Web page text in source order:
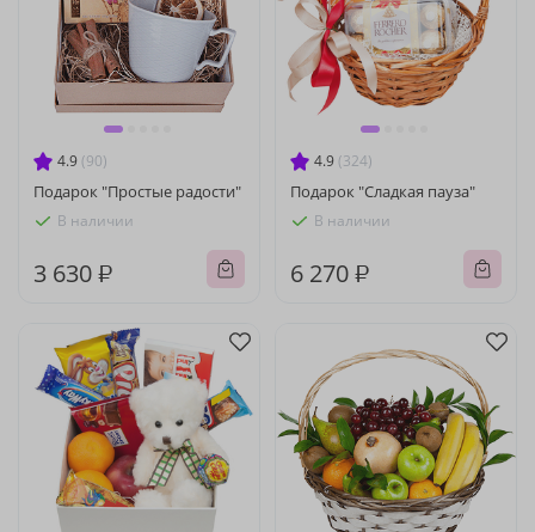
4.9 (90)
Подарок "Простые радости"
В наличии
3 630 ₽
4.9 (324)
Подарок "Сладкая пауза"
В наличии
6 270 ₽